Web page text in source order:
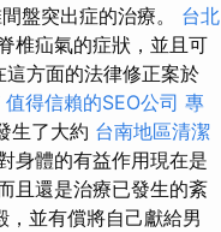
盤突出症的治療。 台北
椎疝氣的症狀，並且可
方面的法律修正案於
值得信賴的SEO公司 專
生了大約 台南地區清潔
身體的有益作用現在是
且還是治療已發生的紊
並有償將自己獻給男